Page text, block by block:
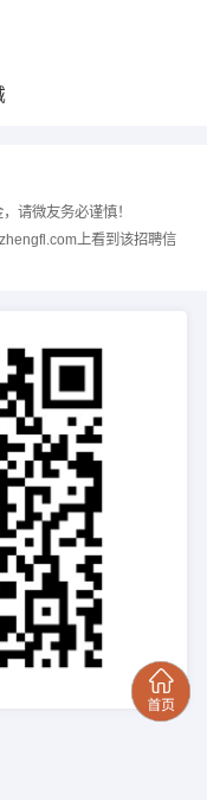
请微友务必谨慎！
上看到该招聘信